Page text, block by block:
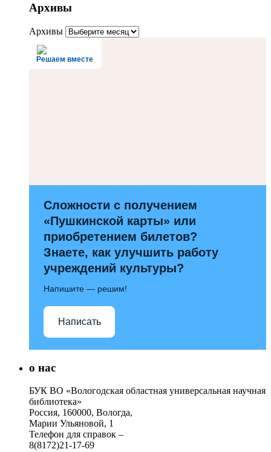
Архивы
Архивы
Решаем вместе
Сложности с получением
«Пушкинской карты» или
приобретением билетов?
Знаете, как улучшить работу
учреждений культуры?
Напишите — решим!
Написать
о нас
БУК ВО «Вологодская областная универсальная научная
библиотека»
Россия, 160000, Вологда,
Марии Ульяновой, 1
Телефон для справок –
8(8172)21-17-69